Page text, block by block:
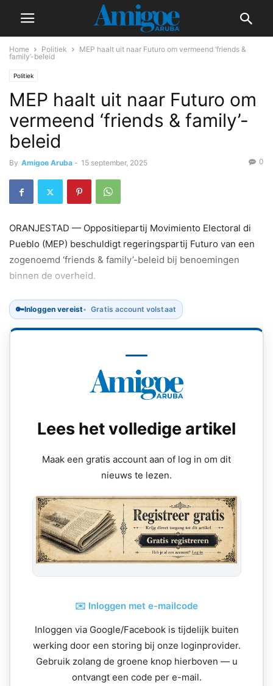
Home Politiek
MEP haalt uit naar Futuro om vermeend ‘friends &
family’-beleid
Politiek
MEP haalt uit naar Futuro om
vermeend ‘friends & family’-
beleid
By Amigoe Aruba - 15 september, 2025 0
ORANJESTAD — Oppositiepartij Movimiento Electoral di
Pueblo (MEP) beschuldigt regeringspartij Futuro van een
zogenoemd ‘friends & family’-beleid bij benoemingen
binnen de overheid.
🔑Inloggen vereist Gratis account volstaat
Lees het volledige artikel
Maak een gratis account aan of log in om dit
nieuws te lezen.
✉️ Inloggen met e-mailcode
Inloggen via Google/Facebook is tijdelijk buiten
werking door een storing bij onze loginprovider.
Gebruik zolang de groene knop hierboven — u
ontvangt een code per e-mail.